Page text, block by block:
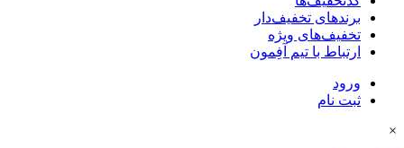
برندهای تخفیف‌دار
تخفیف‌های ویژه
ارتباط با تیم آفِمون
ورود
ثبت نام
×